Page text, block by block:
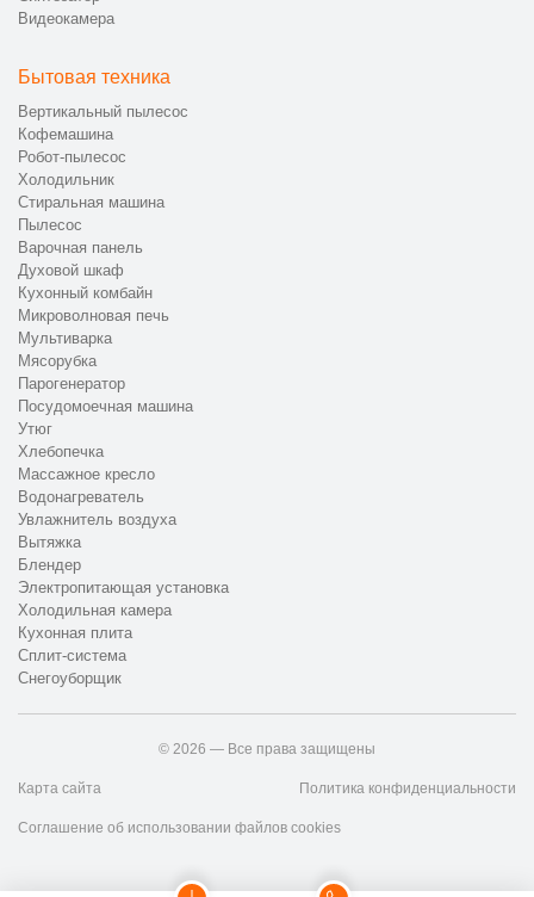
Видеокамера
Бытовая техника
Вертикальный пылесос
Кофемашина
Робот-пылесос
Холодильник
Стиральная машина
Пылесос
Варочная панель
Духовой шкаф
Кухонный комбайн
Микроволновая печь
Мультиварка
Мясорубка
Парогенератор
Посудомоечная машина
Утюг
Хлебопечка
Массажное кресло
Водонагреватель
Увлажнитель воздуха
Вытяжка
Блендер
Электропитающая установка
Холодильная камера
Кухонная плита
Сплит-система
Снегоуборщик
© 2026 — Все права защищены
Карта сайта Политика конфиденциальности
Соглашение об использовании файлов cookies